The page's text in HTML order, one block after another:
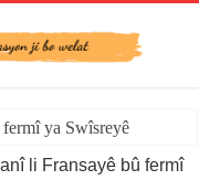
ya Swîsreyê
li Fransayê bû fermî